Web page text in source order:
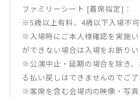
ファミリーシート [着席指定]：
※5歳以上有料、4歳以下入場不可
※入場時にご本人様確認を実施
ができない場合は入場をお断りい
※公演中止・延期の場合を除き
る払い戻しはできませんのでご了
※客席を含む会場内の映像・写